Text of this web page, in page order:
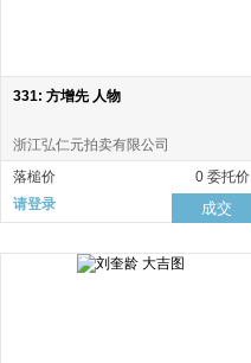
331: 方增先 人物
浙江弘仁元拍卖有限公司
落槌价
0 委托价
请登录
成交